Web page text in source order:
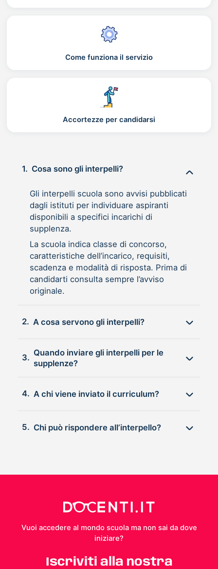
Come funziona il servizio
Accortezze per candidarsi
1. Cosa sono gli interpelli?
Gli interpelli scuola sono avvisi pubblicati
dagli istituti per individuare aspiranti
disponibili a specifici incarichi di
supplenza.
La scuola indica classe di concorso,
caratteristiche dell’incarico, requisiti,
scadenza e modalità di risposta. Prima di
candidarti consulta sempre l’avviso
originale.
2. A cosa servono gli interpelli?
3.
Quando inviare gli interpelli per le
supplenze?
4. A chi viene inviato il curriculum?
5. Chi può rispondere all’interpello?
Vuoi accedere al mondo scuola ma non sai da dove
iniziare?
Iscriviti alla nostra